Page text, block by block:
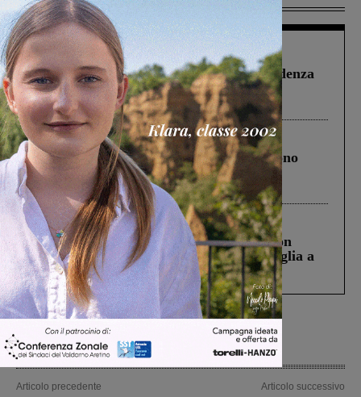
Figline Incisa Valdarno 1 Agosto 2026
Piscina di Figline finanziata oltre la scadenza
Pnrr, il gruppo di Fratelli d’Italia: “Un
ringraziamento al Governo”
Cronaca 4 Agosto 2026
Un anno fa la strage in A1 in cui morirono
Gianni, Giulia e Franco. Lo schianto, il
processo, lo stop ai sorpassi fra tir....
Cronaca 3 Agosto 2026
Scomparso da una struttura di Castiglion
Fiorentino l’uomo che aveva ucciso la figlia a
Levane nel 2020
Articolo precedente
Articolo successivo